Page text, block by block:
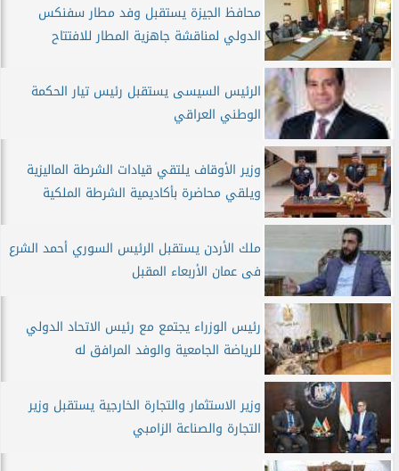
محافظ الجيزة يستقبل وفد مطار سفنكس
الدولي لمناقشة جاهزية المطار للافتتاح
الرئيس السيسى يستقبل رئيس تيار الحكمة
الوطني العراقي
وزير الأوقاف يلتقي قيادات الشرطة الماليزية
ويلقي محاضرة بأكاديمية الشرطة الملكية
ملك الأردن يستقبل الرئيس السوري أحمد الشرع
فى عمان الأربعاء المقبل
رئيس الوزراء يجتمع مع رئيس الاتحاد الدولي
للرياضة الجامعية والوفد المرافق له
وزير الاستثمار والتجارة الخارجية يستقبل وزير
التجارة والصناعة الزامبي